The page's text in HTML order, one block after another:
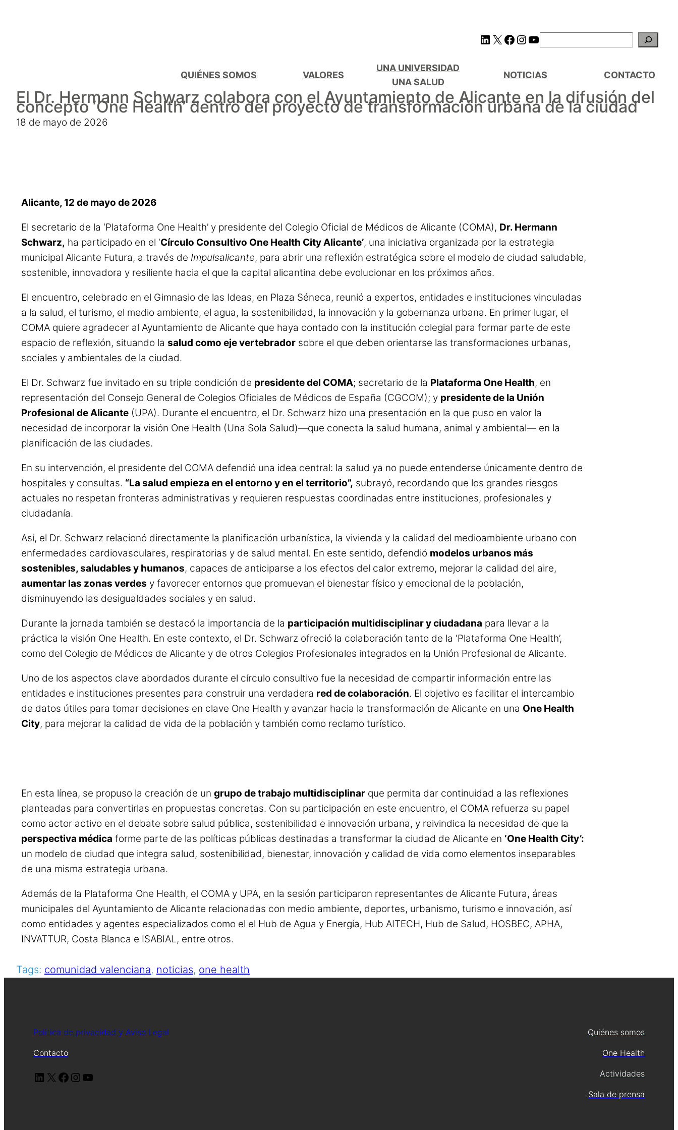
QUIÉNES SOMOS VALORES
UNA UNIVERSIDAD
UNA SALUD
NOTICIAS CONTACTO
El Dr. Hermann Schwarz colabora con el Ayuntamiento de Alicante en la difusión del
concepto ‘One Health’ dentro del proyecto de transformación urbana de la ciudad
18 de mayo de 2026
Alicante, 12 de mayo de 2026
El secretario de la ‘Plataforma One Health’ y presidente del Colegio Oficial de Médicos de Alicante (COMA), Dr. Hermann
Schwarz, ha participado en el ‘Círculo Consultivo One Health City Alicante’, una iniciativa organizada por la estrategia
municipal Alicante Futura, a través de Impulsalicante, para abrir una reflexión estratégica sobre el modelo de ciudad saludable,
sostenible, innovadora y resiliente hacia el que la capital alicantina debe evolucionar en los próximos años.
El encuentro, celebrado en el Gimnasio de las Ideas, en Plaza Séneca, reunió a expertos, entidades e instituciones vinculadas
a la salud, el turismo, el medio ambiente, el agua, la sostenibilidad, la innovación y la gobernanza urbana. En primer lugar, el
COMA quiere agradecer al Ayuntamiento de Alicante que haya contado con la institución colegial para formar parte de este
espacio de reflexión, situando la salud como eje vertebrador sobre el que deben orientarse las transformaciones urbanas,
sociales y ambientales de la ciudad.
El Dr. Schwarz fue invitado en su triple condición de presidente del COMA; secretario de la Plataforma One Health, en
representación del Consejo General de Colegios Oficiales de Médicos de España (CGCOM); y presidente de la Unión
Profesional de Alicante (UPA). Durante el encuentro, el Dr. Schwarz hizo una presentación en la que puso en valor la
necesidad de incorporar la visión One Health (Una Sola Salud)—que conecta la salud humana, animal y ambiental— en la
planificación de las ciudades.
En su intervención, el presidente del COMA defendió una idea central: la salud ya no puede entenderse únicamente dentro de
hospitales y consultas. “La salud empieza en el entorno y en el territorio”, subrayó, recordando que los grandes riesgos
actuales no respetan fronteras administrativas y requieren respuestas coordinadas entre instituciones, profesionales y
ciudadanía.
Así, el Dr. Schwarz relacionó directamente la planificación urbanística, la vivienda y la calidad del medioambiente urbano con
enfermedades cardiovasculares, respiratorias y de salud mental. En este sentido, defendió modelos urbanos más
sostenibles, saludables y humanos, capaces de anticiparse a los efectos del calor extremo, mejorar la calidad del aire,
aumentar las zonas verdes y favorecer entornos que promuevan el bienestar físico y emocional de la población,
disminuyendo las desigualdades sociales y en salud.
Durante la jornada también se destacó la importancia de la participación multidisciplinar y ciudadana para llevar a la
práctica la visión One Health. En este contexto, el Dr. Schwarz ofreció la colaboración tanto de la ‘Plataforma One Health’,
como del Colegio de Médicos de Alicante y de otros Colegios Profesionales integrados en la Unión Profesional de Alicante.
Uno de los aspectos clave abordados durante el círculo consultivo fue la necesidad de compartir información entre las
entidades e instituciones presentes para construir una verdadera red de colaboración. El objetivo es facilitar el intercambio
de datos útiles para tomar decisiones en clave One Health y avanzar hacia la transformación de Alicante en una One Health
City, para mejorar la calidad de vida de la población y también como reclamo turístico.
En esta línea, se propuso la creación de un grupo de trabajo multidisciplinar que permita dar continuidad a las reflexiones
planteadas para convertirlas en propuestas concretas. Con su participación en este encuentro, el COMA refuerza su papel
como actor activo en el debate sobre salud pública, sostenibilidad e innovación urbana, y reivindica la necesidad de que la
perspectiva médica forme parte de las políticas públicas destinadas a transformar la ciudad de Alicante en ‘One Health City’:
un modelo de ciudad que integra salud, sostenibilidad, bienestar, innovación y calidad de vida como elementos inseparables
de una misma estrategia urbana.
Además de la Plataforma One Health, el COMA y UPA, en la sesión participaron representantes de Alicante Futura, áreas
municipales del Ayuntamiento de Alicante relacionadas con medio ambiente, deportes, urbanismo, turismo e innovación, así
como entidades y agentes especializados como el el Hub de Agua y Energía, Hub AITECH, Hub de Salud, HOSBEC, APHA,
INVATTUR, Costa Blanca e ISABIAL, entre otros.
Tags: comunidad valenciana, noticias, one health
Política de privacidad y Aviso Legal
Contacto
Quiénes somos
One Health
Actividades
Sala de prensa